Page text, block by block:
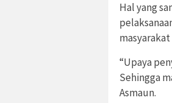
Hal yang
“Upaya
Sehingga
Asmaun.